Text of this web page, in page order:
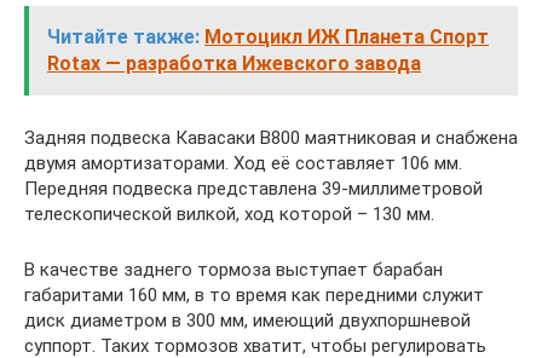
Читайте также: Мотоцикл ИЖ Планета Спорт
Rotax — разработка Ижевского завода
Задняя подвеска Кавасаки В800 маятниковая и снабжена
двумя амортизаторами. Ход её составляет 106 мм.
Передняя подвеска представлена 39-миллиметровой
телескопической вилкой, ход которой – 130 мм.
В качестве заднего тормоза выступает барабан
габаритами 160 мм, в то время как передними служит
диск диаметром в 300 мм, имеющий двухпоршневой
суппорт. Таких тормозов хватит, чтобы регулировать